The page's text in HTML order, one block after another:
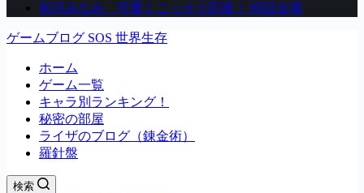
初川みなみ 可愛くこっそり応援！ 特設会場
ゲームブログ SOS 世界生存
ホーム
ゲーム一覧
キャラ別ランキング！
秘密の部屋
ライザのブログ（錬金術）
羅針盤
検索